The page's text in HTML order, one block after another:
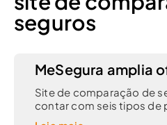
seguros
MeSegura amplia
Site de comparação de
contar com seis tipos de